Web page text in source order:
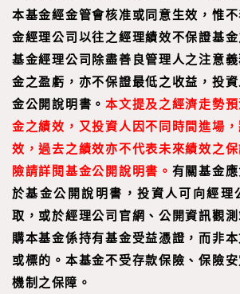
本基金經金管會核准或同意生效，惟
金經理公司以往之經理績效不保證基金
基金經理公司除盡善良管理人之注意
金之盈虧，亦不保證最低之收益，投
金公開說明書。本文提及之經濟走勢
金之績效，又投資人因不同時間進場
效，過去之績效亦不代表未來績效之
險請詳閱基金公開說明書。 有關基金
於基金公開說明書，投資人可向經理
取，或於經理公司官網、公開資訊觀
購本基金係持有基金受益憑證，而非
或標的。本基金不受存款保險、保險
機制之保障。